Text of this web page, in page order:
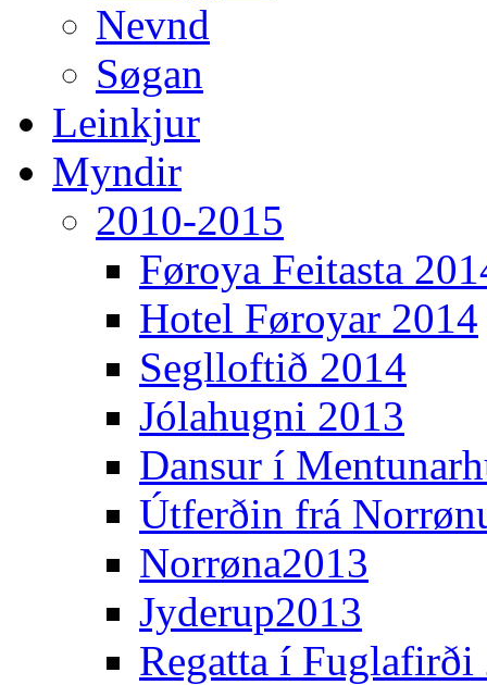
Nevnd
Søgan
Leinkjur
Myndir
2010-2015
Føroya Feitasta
Hotel Føroyar 2014
Seglloftið 2014
Jólahugni 2013
Dansur í
Útferðin frá
Norrøna2013
Jyderup2013
Regatta í Fuglafirði